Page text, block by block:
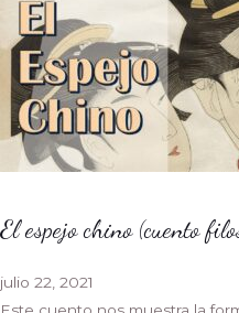
El espejo chino (cuento
julio 22, 2021
Este cuento nos muestra la